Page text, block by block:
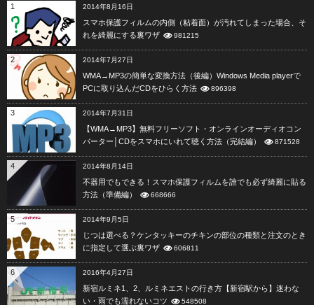
1 2014年8月16日
スマホ保護フィルムの内側（粘着面）が汚れてしまった場合、そ
れを綺麗にする裏ワザ
981215
2 2014年7月27日
WMA→MP3の簡単な変換方法（後編）Windows Media playerで
PCに取り込んだCDをひらく方法
896398
3 2014年7月31日
【WMA→MP3】無料フリーソフト・オンラインオーディオコン
バーター│CDをスマホにいれて聴く方法（完結編）
871528
4 2014年8月14日
不器用でもできる！スマホ保護フィルムを誰でも必ず綺麗に貼る
方法（準備編）
668666
5 2014年9月5日
じつは選べる？ケンタッキーのチキンの部位の種類と注文のとき
に指定して選ぶ裏ワザ
606811
6 2016年4月27日
新宿ルミネ1、2、ルミネエストの行き方【新宿駅から】迷わな
い・雨でも濡れないコツ
548508